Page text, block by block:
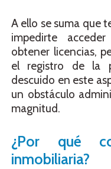
A ello se suma que
impedirte
obtener licencias,
el registro de la
descuido en este
un obstáculo
magnitud.
¿Por qué
inmobiliaria?